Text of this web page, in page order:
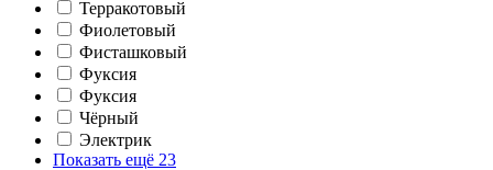
Терракотовый
Фиолетовый
Фисташковый
Фуксия
Фуксия
Чёрный
Электрик
Показать ещё 23